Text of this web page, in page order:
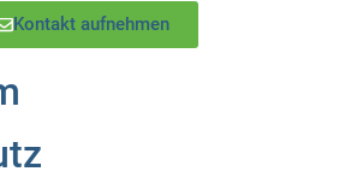
Kontakt aufnehmen